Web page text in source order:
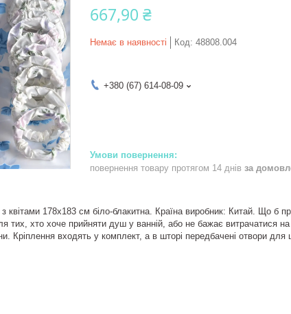
667,90 ₴
Немає в наявності Код: 48808.004
+380 (67) 614-08-09
повернення товару протягом 14 днів за
з квітами 178х183 см біло-блакитна. Країна виробник: Китай. Що
тих, хто хоче прийняти душ у ванній, або не бажає витрачатися
Кріплення входять у комплект, а в шторі передбачені отвори